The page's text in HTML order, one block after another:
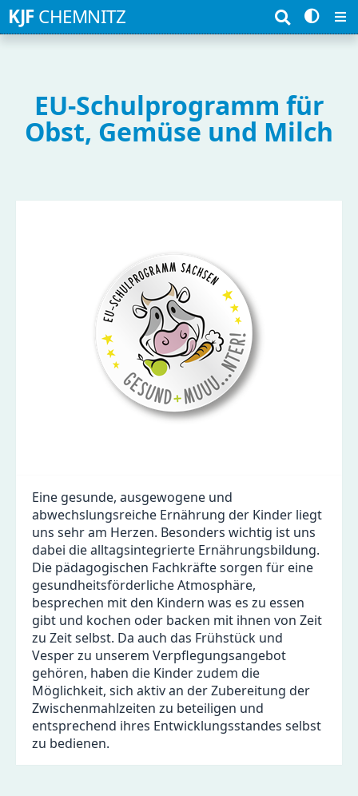
KJF CHEMNITZ Suchbegriffe
EU-Schulprogramm für
Obst, Gemüse und Milch
Eine gesunde, ausgewogene und
abwechslungsreiche Ernährung der Kinder liegt
uns sehr am Herzen. Besonders wichtig ist uns
dabei die alltagsintegrierte Ernährungsbildung.
Die pädagogischen Fachkräfte sorgen für eine
gesundheitsförderliche Atmosphäre,
besprechen mit den Kindern was es zu essen
gibt und kochen oder backen mit ihnen von Zeit
zu Zeit selbst. Da auch das Frühstück und
Vesper zu unserem Verpflegungsangebot
gehören, haben die Kinder zudem die
Möglichkeit, sich aktiv an der Zubereitung der
Zwischenmahlzeiten zu beteiligen und
entsprechend ihres Entwicklungsstandes selbst
zu bedienen.